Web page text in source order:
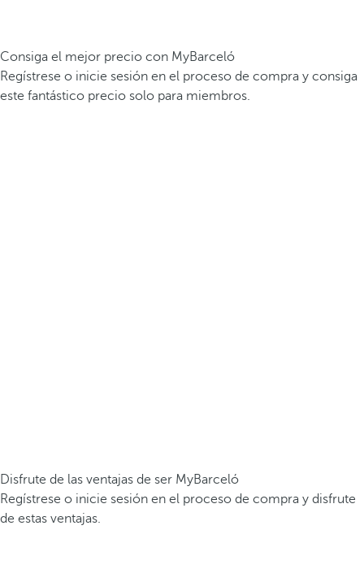
Consiga el mejor precio con MyBarceló
Regístrese o inicie sesión en el proceso de compra y consiga
este fantástico precio solo para miembros.
Disfrute de las ventajas de ser MyBarceló
Regístrese o inicie sesión en el proceso de compra y disfrute
de estas ventajas.